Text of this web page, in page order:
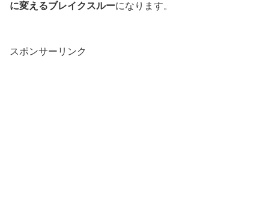
に変えるブレイクスルーになります。
スポンサーリンク